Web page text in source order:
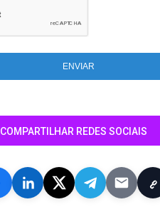
COMPARTILHAR REDES SOCIAIS